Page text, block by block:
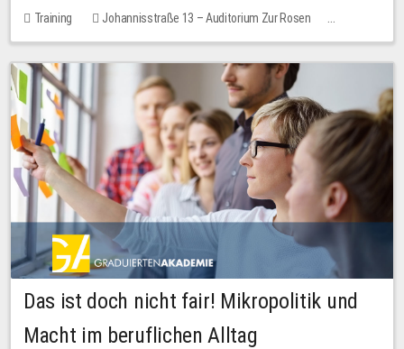
Training
Johannisstraße 13 – Auditorium Zur Rosen
No free places
Das ist doch nicht fair! Mikropolitik und
Macht im beruflichen Alltag